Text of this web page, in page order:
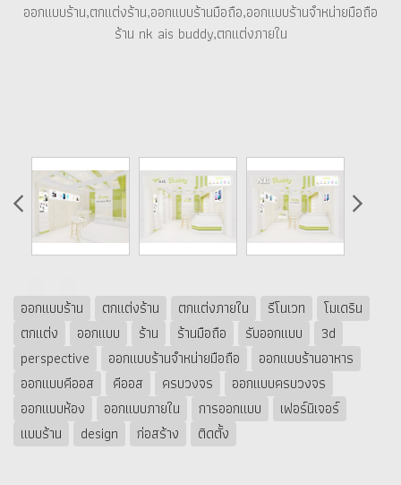
ออกแบบร้าน,ตกแต่งร้าน,ออกแบบร้านมือถือ,ออกแบบร้านจำหน่ายมือถือ
ร้าน nk ais buddy,ตกแต่งภายใน
ออกแบบร้าน ตกแต่งร้าน ตกแต่งภายใน รีโนเวท
โมเดริน
ตกแต่ง
ออกแบบ ร้าน ร้านมือถือ รับออกแบบ
3d
perspective
ออกแบบร้านจำหน่ายมือถือ
ออกแบบร้านอาหาร
ออกแบบคีออส
คีออส ครบวงจร
ออกแบบครบวงจร
ออกแบบห้อง
ออกแบบภายใน การออกแบบ
เฟอร์นิเจอร์
แบบร้าน
design ก่อสร้าง ติดตั้ง